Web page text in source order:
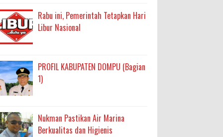
Rabu ini, Pemerintah Tetapkan Hari
Libur Nasional
PROFIL KABUPATEN DOMPU (Bagian
1)
Nukman Pastikan Air Marina
Berkualitas dan Higienis